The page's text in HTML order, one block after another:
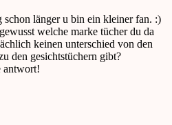
länger u bin ein kleiner fan. :)
welche marke tücher du da
keinen unterschied von den
den gesichtstüchern gibt?
antwort!